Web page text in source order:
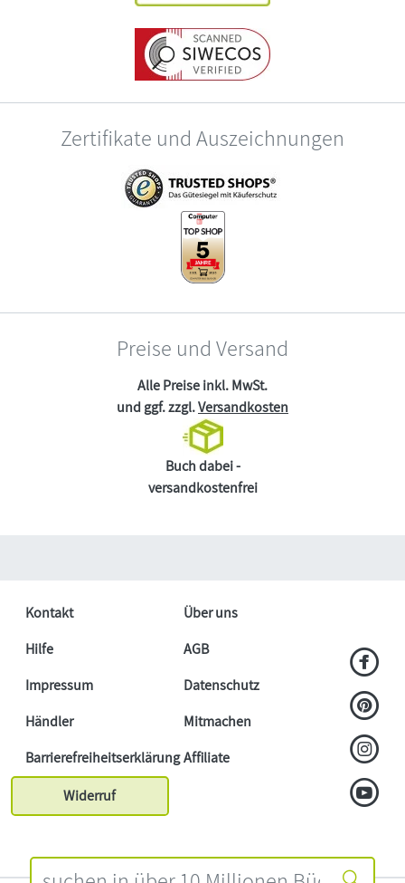
Zertifikate und Auszeichnungen
Preise und Versand
Alle Preise inkl. MwSt.
und ggf. zzgl.Versandkosten
Buch dabei -
versandkostenfrei
Kontakt
Über uns
Hilfe
AGB
Impressum
Datenschutz
Händler
Mitmachen
BarrierefreiheitserklärungAffiliate
Widerruf